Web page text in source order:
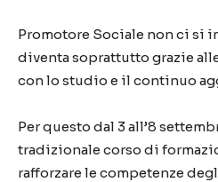
Promotore Sociale non ci si
diventa soprattutto grazie
con lo studio e il continuo
Per questo dal 3 all’8
tradizionale corso di
rafforzare le competenze